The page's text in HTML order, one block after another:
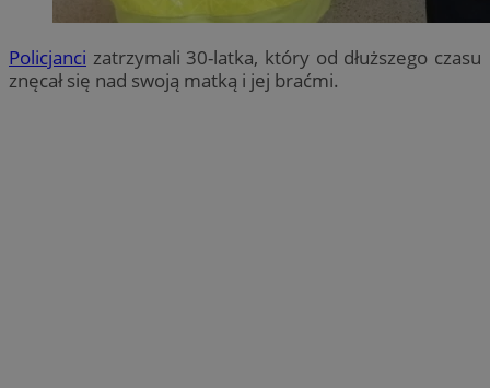
Policjanci zatrzymali 30-latka, który od dłuższego czasu
znęcał się nad swoją matką i jej braćmi.